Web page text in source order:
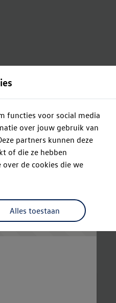
functies voor social media
over jouw gebruik van
partners kunnen deze
of die ze hebben
de cookies die we
Alles toestaan